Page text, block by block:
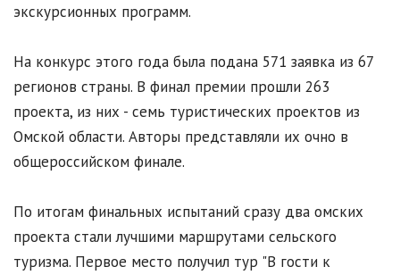
экскурсионных программ.
На конкурс этого года была подана 571 заявка из 67
регионов страны. В финал премии прошли 263
проекта, из них - семь туристических проектов из
Омской области. Авторы представляли их очно в
общероссийском финале.
По итогам финальных испытаний сразу два омских
проекта стали лучшими маршрутами сельского
туризма. Первое место получил тур "В гости к